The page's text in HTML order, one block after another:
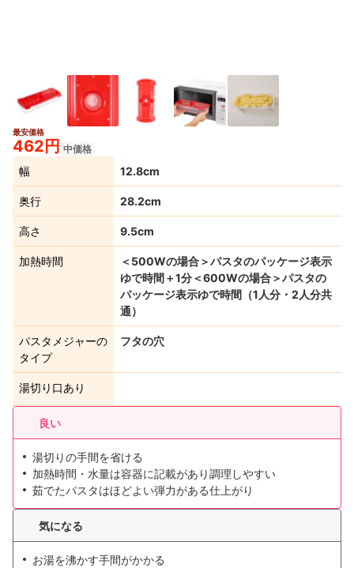
最安価格
462円 中価格
幅 12.8cm
奥行 28.2cm
高さ 9.5cm
加熱時間
＜500Wの場合＞パスタのパッケージ表示
ゆで時間＋1分＜600Wの場合＞パスタの
パッケージ表示ゆで時間（1人分・2人分共
通）
パスタメジャーの
タイプ
フタの穴
湯切り口あり
良い
湯切りの手間を省ける
加熱時間・水量は容器に記載があり調理しやすい
茹でたパスタはほどよい弾力がある仕上がり
気になる
お湯を沸かす手間がかかる